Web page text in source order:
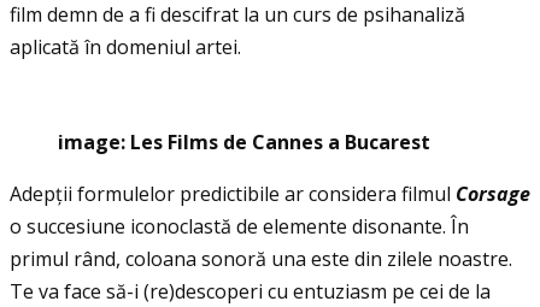
film demn de a fi descifrat la un curs de psihanaliză
aplicată în domeniul artei.
image: Les Films de Cannes a Bucarest
Adepţii formulelor predictibile ar considera filmul Corsage
o succesiune iconoclastă de elemente disonante. În
primul rând, coloana sonoră una este din zilele noastre.
Te va face să-i (re)descoperi cu entuziasm pe cei de la